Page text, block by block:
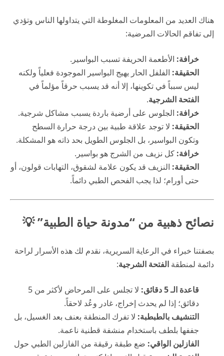
هناك العديد من المعلومات المغلوطة التي يتداولها الناس وتؤدي
إلى تفاقم الحالات المرضية:
خرافة: الأطعمة الحريفة تسبب البواسير.
الحقيقة: الفلفل الحار يهيج البواسير الموجودة فعلياً ولكنه
ليس سبباً في تكوينها، إلا أنه قد يسبب حرقاً مؤلماً في
الفتحة الشرجية.
خرافة: الجلوس على أرضية باردة يسبب مشاكل شرجية.
الحقيقة: لا توجد علاقة طبية بين درجة حرارة السطح
وتكون البواسير، بل الجلوس الطويل بحد ذاته هو المشكلة.
خرافة: كل نزيف من الشرج هو بواسير.
الحقيقة: النزيف قد يكون علامة لشقوق، التهابات قولون، أو
حتى أورام؛ لذا يجب الفحص الطبي دائماً.
نصائح ذهبية من “مدونة حياة الطبية” 💡
بصفتنا خبراء في الرعاية السريرية، نقدم لك هذه الأسرار لراحة
دائمة لمنطقة الفتحة الشرجية:
قاعدة الـ 5 دقائق:
لا تجلس على المرحاض لأكثر من 5
دقائق؛ إذا لم يحدث إخراج، غادر وعُد لاحقاً.
التنشيف بالطبطبة: لا تفرك المنطقة بعنف بعد الغسيل، بل
جففها بلطف باستخدام منشفة قطنية ناعمة.
الفازلين الواقي: ضع طبقة رقيقة من الفازلين الطبي حول